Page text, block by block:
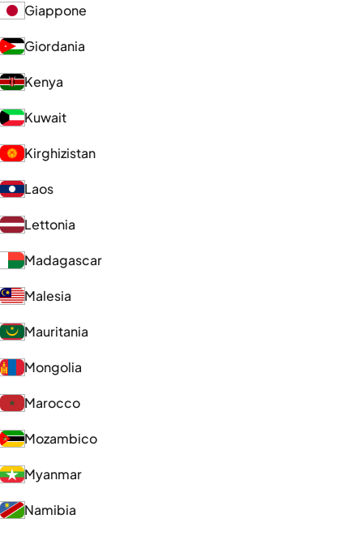
Giappone
Giordania
Kenya
Kuwait
Kirghizistan
Laos
Lettonia
Madagascar
Malesia
Mauritania
Mongolia
Marocco
Mozambico
Myanmar
Namibia